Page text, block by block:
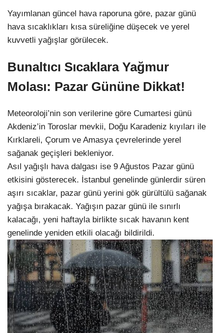
Yayımlanan güncel hava raporuna göre, pazar günü
hava sıcaklıkları kısa süreliğine düşecek ve yerel
kuvvetli yağışlar görülecek.
Bunaltıcı Sıcaklara Yağmur
Molası: Pazar Gününe Dikkat!
Meteoroloji’nin son verilerine göre Cumartesi günü
Akdeniz’in Toroslar mevkii, Doğu Karadeniz kıyıları ile
Kırklareli, Çorum ve Amasya çevrelerinde yerel
sağanak geçişleri bekleniyor.
Asıl yağışlı hava dalgası ise 9 Ağustos Pazar günü
etkisini gösterecek. İstanbul genelinde günlerdir süren
aşırı sıcaklar, pazar günü yerini gök gürültülü sağanak
yağışa bırakacak. Yağışın pazar günü ile sınırlı
kalacağı, yeni haftayla birlikte sıcak havanın kent
genelinde yeniden etkili olacağı bildirildi.